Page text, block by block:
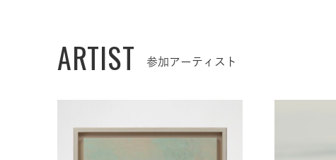
ARTIST 参加アーティスト